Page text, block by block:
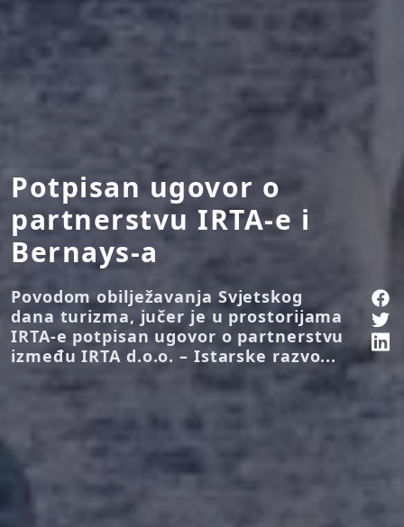
Potpisan ugovor o
partnerstvu IRTA-e i
Bernays-a
Povodom obilježavanja Svjetskog
dana turizma, jučer je u prostorijama
IRTA-e potpisan ugovor o partnerstvu
između IRTA d.o.o. – Istarske razvo...